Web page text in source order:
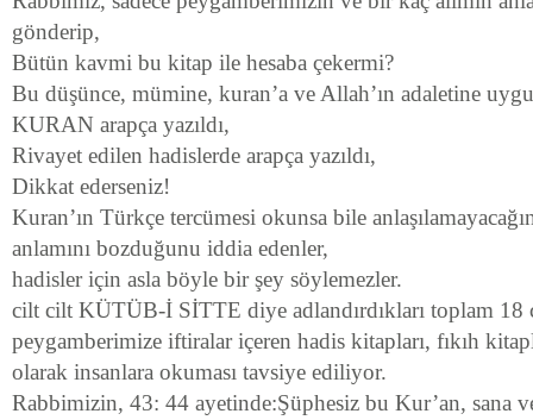
gönderip,
Bütün kavmi bu kitap ile hesaba çekermi?
Bu düşünce, mümine, kuran’a ve Allah’ın adaletine
KURAN arapça yazıldı,
Rivayet edilen hadislerde arapça yazıldı,
Dikkat ederseniz!
Kuran’ın Türkçe tercümesi okunsa bile
anlamını bozduğunu iddia edenler,
hadisler için asla böyle bir şey söylemezler.
cilt cilt KÜTÜB-İ SİTTE diye adlandırdıkları toplam 18
peygamberimize iftiralar içeren hadis kitapları, fıkıh
olarak insanlara okuması tavsiye ediliyor.
Rabbimizin, 43: 44 ayetinde:Şüphesiz bu Kur’an, sana